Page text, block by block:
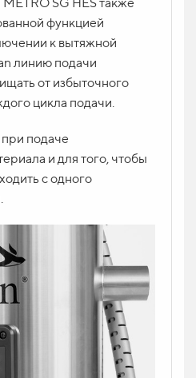
функцией
к вытяжной
линию подачи
от избыточного
цикла подачи.
подаче
и для того, чтобы
с одного